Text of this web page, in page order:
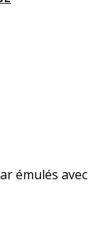
émulés avec